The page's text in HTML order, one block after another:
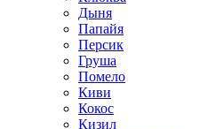
Дыня
Папайя
Персик
Груша
Помело
Киви
Кокос
Кизил